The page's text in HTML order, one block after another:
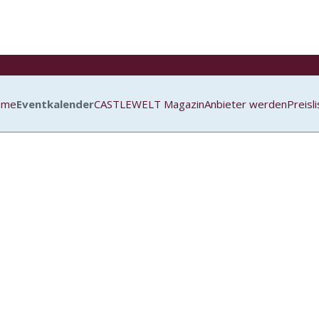
EventkalenderCASTLEWELT MagazinAnbieter werden